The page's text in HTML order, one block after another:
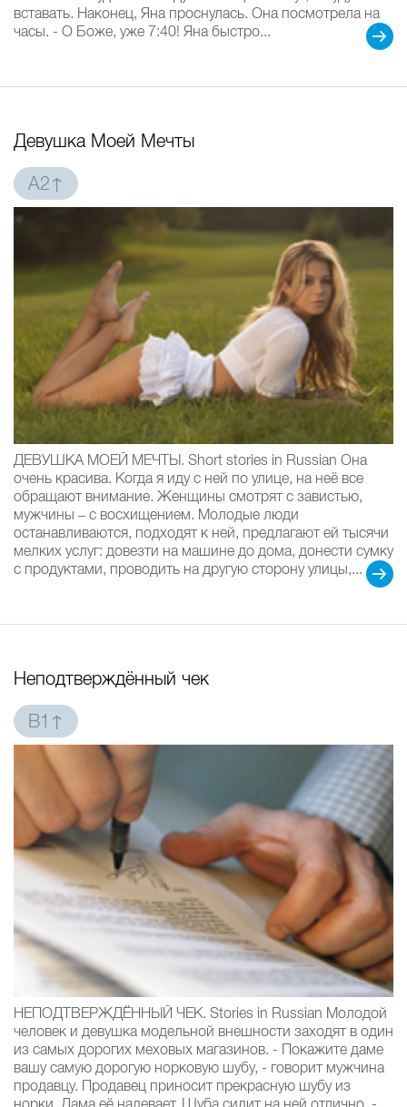
вставать. Наконец, Яна проснулась. Она посмотрела на
часы. - О Боже, уже 7:40! Яна быстро...
Девушка Моей Мечты
A2↑
ДЕВУШКА МОЕЙ МЕЧТЫ. Short stories in Russian Она
очень красива. Когда я иду с ней по улице, на неё все
обращают внимание. Женщины смотрят с завистью,
мужчины – с восхищением. Молодые люди
останавливаются, подходят к ней, предлагают ей тысячи
мелких услуг: довезти на машине до дома, донести сумку
с продуктами, проводить на другую сторону улицы,...
Неподтверждённый чек
B1↑
НЕПОДТВЕРЖДЁННЫЙ ЧЕК. Stories in Russian Молодой
человек и девушка модельной внешности заходят в один
из самых дорогих меховых магазинов. - Покажите даме
вашу самую дорогую норковую шубу, - говорит мужчина
продавцу. Продавец приносит прекрасную шубу из